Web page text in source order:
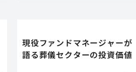
現役ファンドマネージャーが
語る葬儀セクターの投資価値